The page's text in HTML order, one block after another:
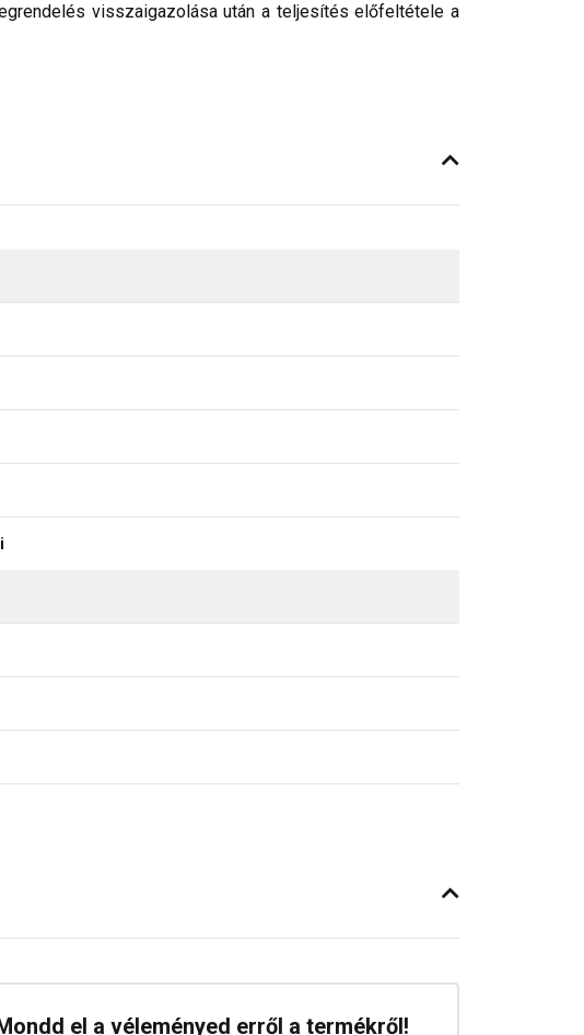
visszaigazolása után a teljesítés előfeltétele a
el a véleményed erről a termékről!